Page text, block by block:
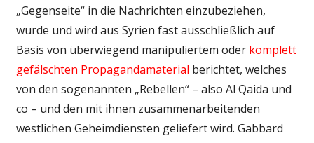
„Gegenseite“ in die Nachrichten einzubeziehen,
wurde und wird aus Syrien fast ausschließlich auf
Basis von überwiegend manipuliertem oder komplett
gefälschten Propagandamaterial berichtet, welches
von den sogenannten „Rebellen“ – also Al Qaida und
co – und den mit ihnen zusammenarbeitenden
westlichen Geheimdiensten geliefert wird. Gabbard